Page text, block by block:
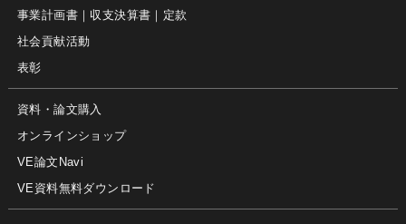
事業計画書｜収支決算書｜定款
社会貢献活動
表彰
資料・論文購入
オンラインショップ
VE論文Navi
VE資料無料ダウンロード